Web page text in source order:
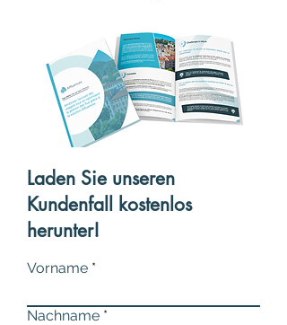
Laden Sie unseren
Kundenfall kostenlos
herunter!
Vorname
Nachname